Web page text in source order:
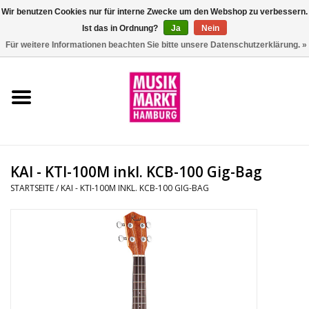
Aktion
Drums
KAI - KTI-100M inkl. KCB-100 Gig-Bag
STARTSEITE/ KAI - KTI-100M INKL. KCB-100 GIG-BAG
Wir benutzen Cookies nur für interne Zwecke um den Webshop zu verbessern.
Ist das in Ordnung?
Ja
Nein
Für weitere Informationen beachten Sie bitte unsere Datenschutzerklärung. »